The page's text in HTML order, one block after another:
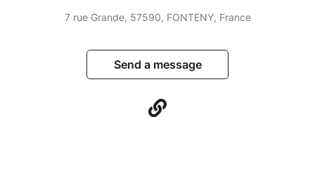
7 rue Grande, 57590, FONTENY, France
Send a message